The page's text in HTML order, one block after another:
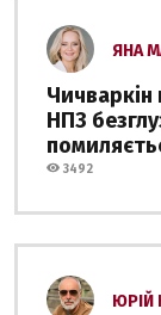
ЯНА
НПЗ
3492
ЮРІЙ